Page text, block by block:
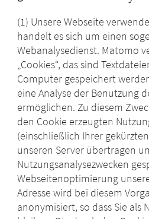
(1) Unsere Webseite
handelt es sich um einen
Webanalysedienst. Matomo
„Cookies“, das sind
Computer gespeichert
eine Analyse der Benutzung
ermöglichen. Zu diesem
den Cookie erzeugten
(einschließlich Ihrer gekürzten
unseren Server übertragen
Nutzungsanalysezwecken
Webseitenoptimierung
Adresse wird bei diesem
anonymisiert, so dass Sie als